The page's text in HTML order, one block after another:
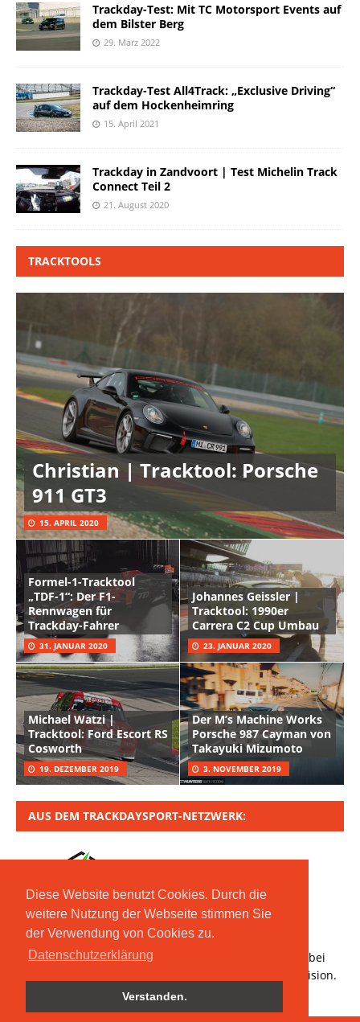
Diese Website benutzt Cookies. Durch die
weitere Nutzung der Webseite stimmen Sie
der Verwendung von Cookies zu.
Datenschutzerklärung
Verstanden.
Trackday-Test: Mit TC Motorsport Events auf
dem Bilster Berg
29. März 2022
Trackday-Test All4Track: „Exclusive Driving“
auf dem Hockenheimring
15. April 2021
Trackday in Zandvoort | Test Michelin Track
Connect Teil 2
21. August 2020
TRACKTOOLS
Christian | Tracktool: Porsche
911 GT3
15. APRIL 2020
Formel-1-Tracktool
„TDF-1“: Der F1-
Rennwagen für
Trackday-Fahrer
31. JANUAR 2020
Johannes Geissler |
Tracktool: 1990er
Carrera C2 Cup Umbau
23. JANUAR 2020
Michael Watzi |
Tracktool: Ford Escort RS
Cosworth
19. DEZEMBER 2019
Der M’s Machine Works
Porsche 987 Cayman von
Takayuki Mizumoto
3. NOVEMBER 2019
AUS DEM TRACKDAYSPORT-NETZWERK:
Copyright © 2020 Moritz Nolte GmbH | Mit *
gekennzeichnete Links sind Affiliate-Links. Bestellt ihr bei
den verlinkten Händlern, erhalten wir eine kleine Provision.